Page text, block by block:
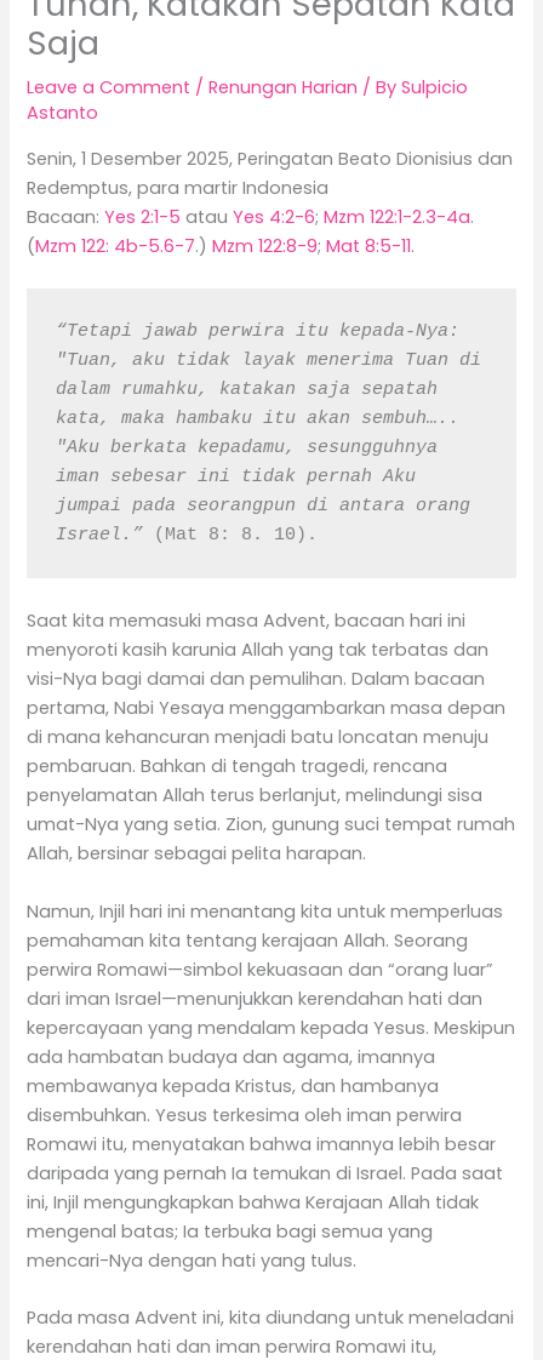
Saja
Leave a Comment /Renungan Harian / BySulpicio
Astanto
Senin, 1 Desember 2025, Peringatan Beato Dionisius dan
Redemptus, para martir Indonesia
Bacaan:Yes 2:1-5 atauYes 4:2-6;Mzm 122:1-2.3-4a.
(Mzm 122: 4b-5.6-7.)Mzm 122:8-9;Mat 8:5-11.
“Tetapi jawab perwira itu kepada-Nya:
"Tuan, aku tidak layak menerima Tuan di
dalam rumahku, katakan saja sepatah
kata, maka hambaku itu akan sembuh…..
"Aku berkata kepadamu, sesungguhnya
iman sebesar ini tidak pernah Aku
jumpai pada seorangpun di antara orang
Israel.” (Mat 8: 8. 10).
Saat kita memasuki masa Advent, bacaan hari ini
menyoroti kasih karunia Allah yang tak terbatas dan
visi-Nya bagi damai dan pemulihan. Dalam bacaan
pertama, Nabi Yesaya menggambarkan masa depan
di mana kehancuran menjadi batu loncatan menuju
pembaruan. Bahkan di tengah tragedi, rencana
penyelamatan Allah terus berlanjut, melindungi sisa
umat-Nya yang setia. Zion, gunung suci tempat rumah
Allah, bersinar sebagai pelita harapan.
Namun, Injil hari ini menantang kita untuk memperluas
pemahaman kita tentang kerajaan Allah. Seorang
perwira Romawi—simbol kekuasaan dan “orang luar”
dari iman Israel—menunjukkan kerendahan hati dan
kepercayaan yang mendalam kepada Yesus. Meskipun
ada hambatan budaya dan agama, imannya
membawanya kepada Kristus, dan hambanya
disembuhkan. Yesus terkesima oleh iman perwira
Romawi itu, menyatakan bahwa imannya lebih besar
daripada yang pernah Ia temukan di Israel. Pada saat
ini, Injil mengungkapkan bahwa Kerajaan Allah tidak
mengenal batas; Ia terbuka bagi semua yang
mencari-Nya dengan hati yang tulus.
Pada masa Advent ini, kita diundang untuk meneladani
kerendahan hati dan iman perwira Romawi itu,